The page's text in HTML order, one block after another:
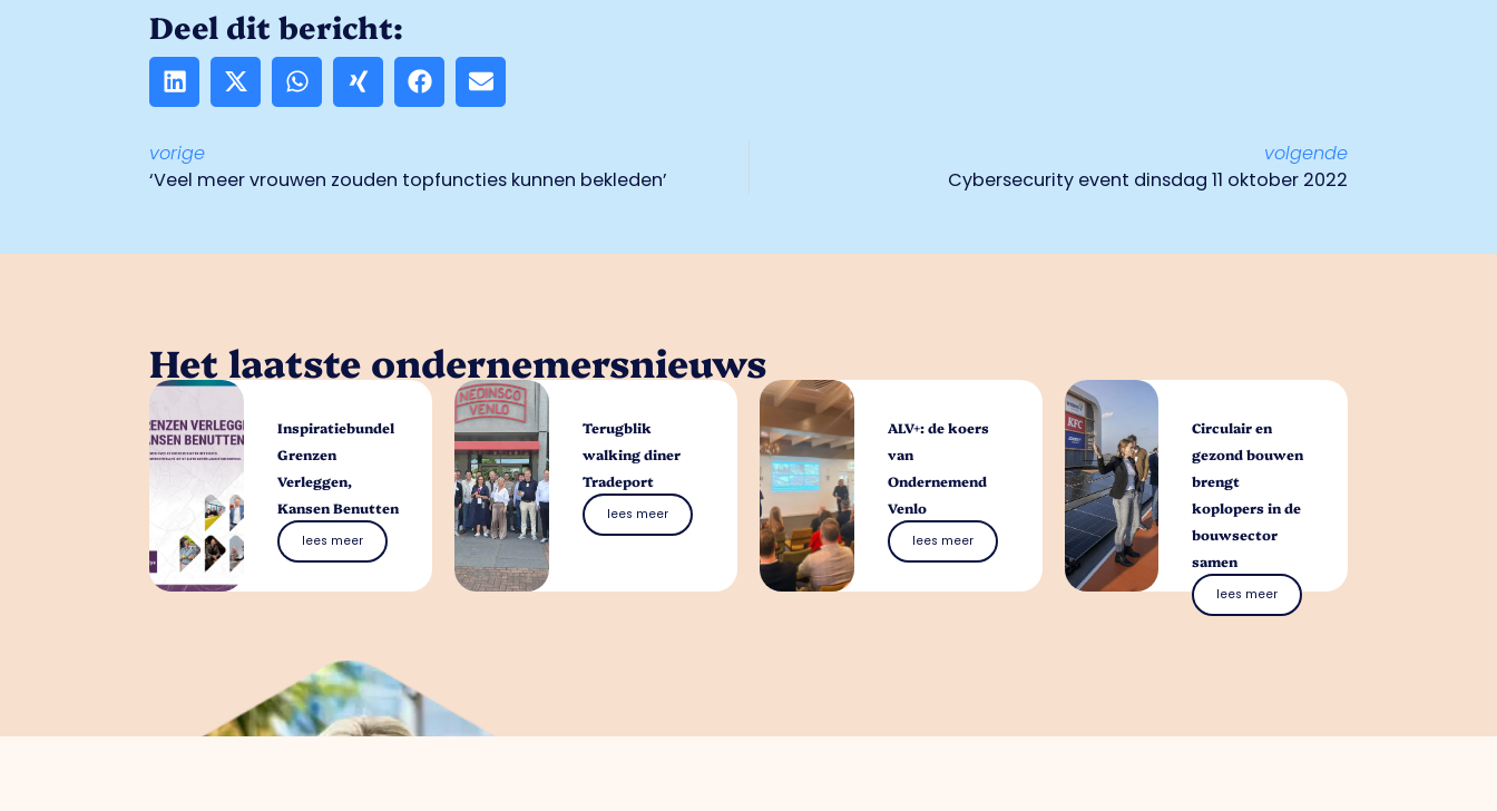
Deel dit bericht:
vorige
‘Veel meer vrouwen zouden topfuncties kunnen bekleden’
volgende
Cybersecurity event dinsdag 11 oktober 2022
Het laatste ondernemersnieuws
Inspiratiebundel
Grenzen
Verleggen,
Kansen Benutten
lees meer
Terugblik
walking diner
Tradeport
lees meer
ALV+: de koers
van
Ondernemend
Venlo
lees meer
Circulair en
gezond bouwen
brengt
koplopers in de
bouwsector
samen
lees meer